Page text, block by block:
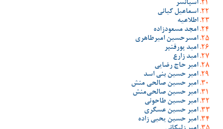
اسپانسر
اسماعیل کیانی
اطلاعیه
امجد مسعودزاده
امسرحسین امیرطاهری
امید پورقنبر
امید زارع
امیر حاج رضایی
امیر حسین بنی اسد
امیر حسین صالحی منش
امیر حسین صالحی‌منش
امیر حسین طاحونی
امیر حسین عسگری
امیر حسین یحیی زاده